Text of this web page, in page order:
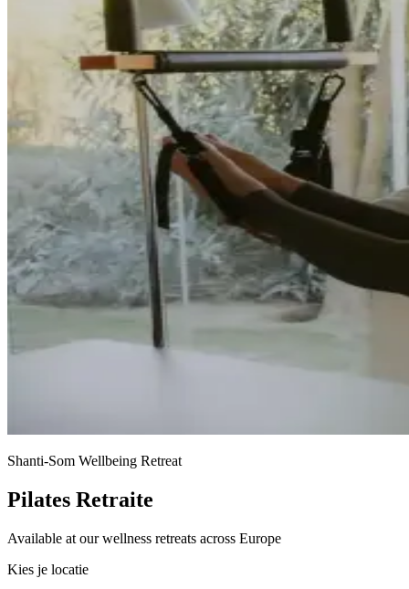
Shanti-Som Wellbeing Retreat
Pilates Retraite
Available at our wellness retreats across Europe
Kies je locatie